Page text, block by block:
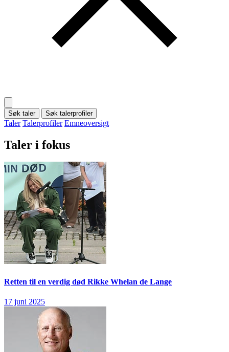
Søk taler Søk talerprofiler
Taler Talerprofiler Emneoversigt
Taler i fokus
Retten til en verdig død Rikke Whelan de Lange
17 juni 2025